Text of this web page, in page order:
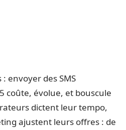
envoyer des SMS
coûte, évolue, et bouscule
dictent leur tempo,
ajustent leurs offres : de